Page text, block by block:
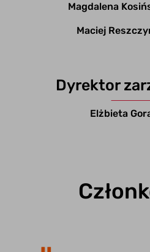
Magdalena
Maciej
Dyrektor
Elżbieta